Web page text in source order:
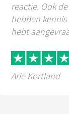
reactie. Ook
hebben
hebt
Arie Kortland